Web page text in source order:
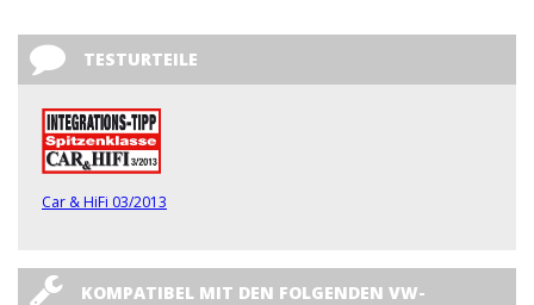
TESTURTEILE
Car & HiFi 03/2013
KOMPATIBEL MIT DEN FOLGENDEN VW-